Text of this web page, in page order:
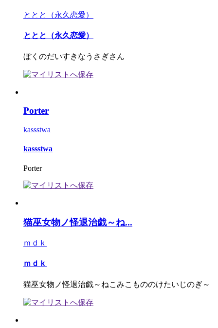
ととと（永久恋愛）
ととと（永久恋愛）
ぼくのだいすきなうさぎさん
Porter
kassstwa
kassstwa
Porter
猫巫女物ノ怪退治戯～ね...
ｍｄｋ
ｍｄｋ
猫巫女物ノ怪退治戯～ねこみこもののけたいじのぎ～